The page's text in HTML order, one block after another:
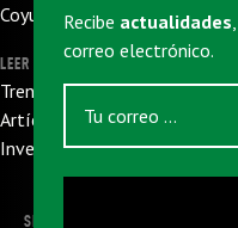
Coyuntura internacional
LEER
Trends
Artículos
Investigaciones
SIGUENOS
Recibe actualidades,
correo electrónico.